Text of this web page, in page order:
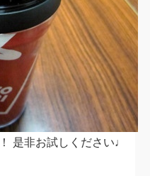
是非お試しください♩